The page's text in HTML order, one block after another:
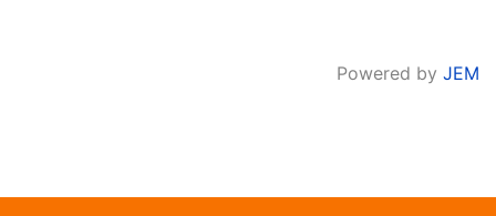
Powered by JEM